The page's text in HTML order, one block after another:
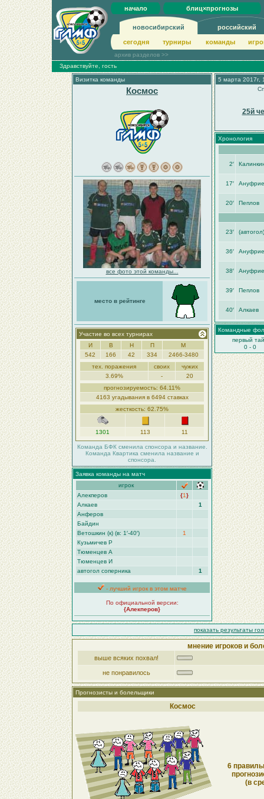
начало блиц×прогнозы
новосибирский российский
сегодня турниры команды
архив разделов >>
Здравствуйте, гость
Визитка команды
Космос
все фото этой команды...
место в рейтинге
Участие во всех турнирах
И
В Н П
М
542
166 42 334
2466-3480
тех. поражения
своих
чужих
3.69%
-
20
прогнозируемость: 64.11%
4163 угадывания в 6494 ставках
жесткость: 62.75%
1301 113 11
Команда БФК сменила спонсора и название.
Команда Квартика сменила название и
спонсора.
Заявка команды на матч
игрок
Алекперов
{1}
Алкаев
1
Анферов
Байдин
Ветошкин (к) (в: 1′-40′)
1
Кузьмичев Р
Тюменцев А
Тюменцев И
автогол соперника
1
- лучший игрок в этом матче
По официальной версии:
{Алекперов}
5 марта 2017г,
25й
Хронология
2′
17′
20′ Пеплов
23′ (автогол)
36′
38′
39′ Пеплов
40′ Алкаев
Командные
первый
0 - 0
показать результаты
мнение игроков и
выше всяких похвал!
не понравилось
Прогнозисты и болельщики
Космос
6
(в